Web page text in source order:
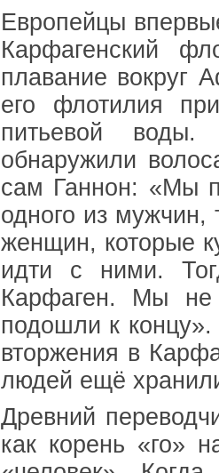
Европейцы
Карфагенский
плавание
его флотилия
питьевой
обнаружили
сам Ганнон: «Мы
одного из
женщин, которые
идти с ними.
Карфаген. Мы
подошли к концу».
вторжения в
людей ещё
Древний
как корень «го»